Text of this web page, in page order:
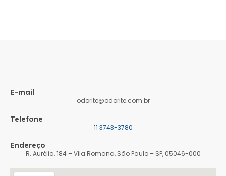
E-mail
odorite@odorite.com.br
Telefone
11 3743-3780
Endereço
R. Aurélia, 184 – Vila Romana, São Paulo – SP, 05046-000